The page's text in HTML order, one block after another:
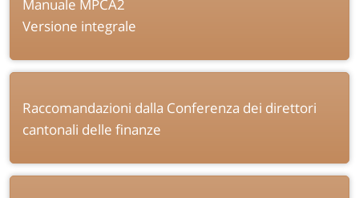
Manuale MPCA2
Versione integrale
Raccomandazioni dalla Conferenza dei direttori
cantonali delle finanze